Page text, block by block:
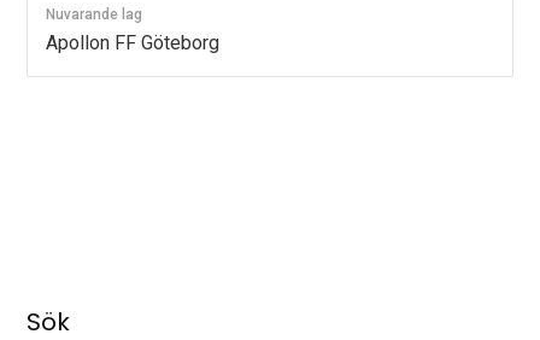
Nuvarande lag
Apollon FF Göteborg
Sök